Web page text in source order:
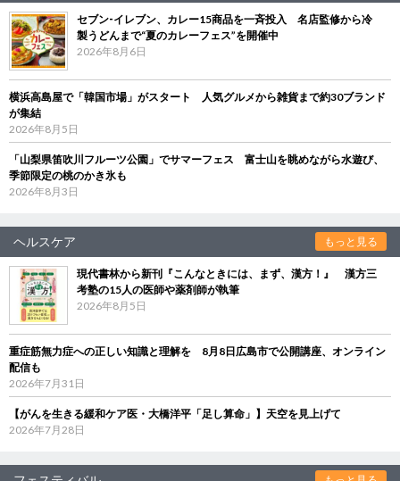
セブン‐イレブン、カレー15商品を一斉投入 名店監修から冷
製うどんまで“夏のカレーフェス”を開催中
2026年8月6日
横浜高島屋で「韓国市場」がスタート 人気グルメから雑貨まで約30ブランド
が集結
2026年8月5日
「山梨県笛吹川フルーツ公園」でサマーフェス 富士山を眺めながら水遊び、
季節限定の桃のかき氷も
2026年8月3日
ヘルスケア もっと見る
現代書林から新刊『こんなときには、まず、漢方！』 漢方三
考塾の15人の医師や薬剤師が執筆
2026年8月5日
重症筋無力症への正しい知識と理解を 8月8日広島市で公開講座、オンライン
配信も
2026年7月31日
【がんを生きる緩和ケア医・大橋洋平「足し算命」】天空を見上げて
2026年7月28日